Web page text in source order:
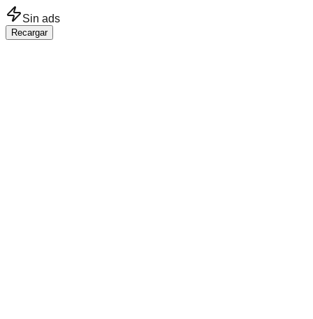
Saltar al contenido principal
Sin ads
Recargar